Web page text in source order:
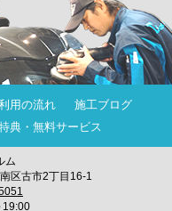
用の流れ
施工ブログ
典・無料サービス
ム
区古市2丁目16-1
19:00